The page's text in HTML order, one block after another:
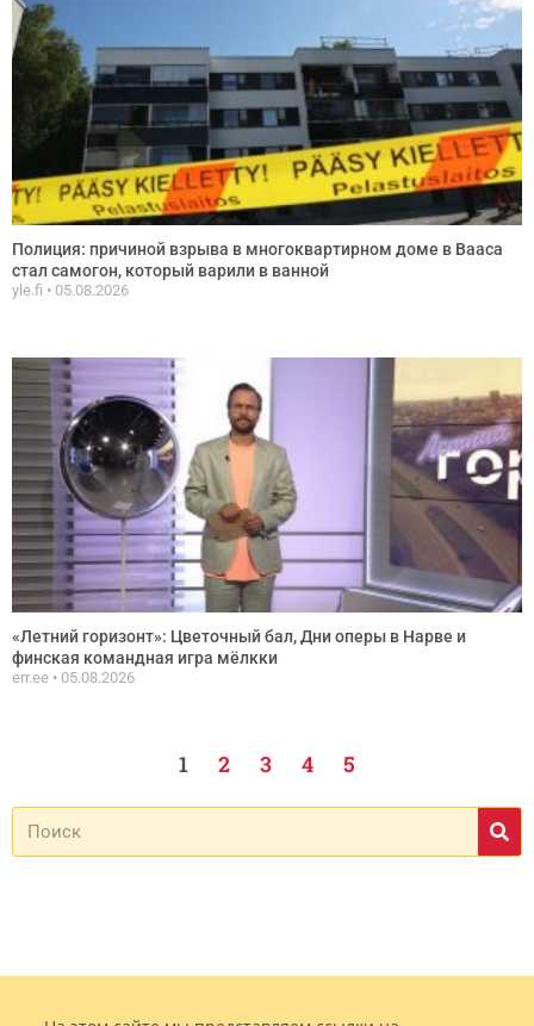
Полиция: причиной взрыва в многоквартирном доме в Вааса
стал самогон, который варили в ванной
yle.fi 05.08.2026
«Летний горизонт»: Цветочный бал, Дни оперы в Нарве и
финская командная игра мёлкки
err.ee 05.08.2026
1 2 3 4 5